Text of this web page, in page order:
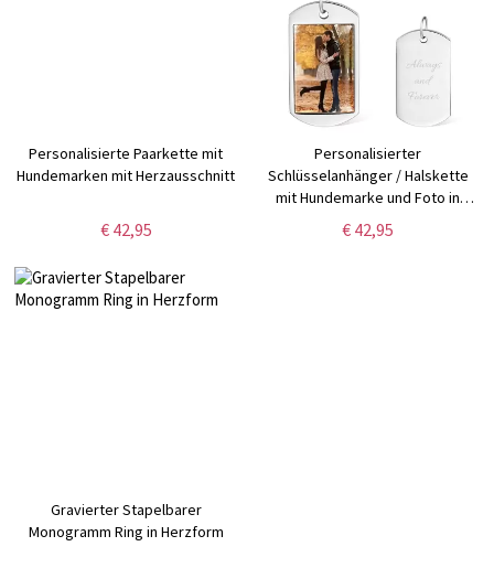
Personalisierte Paarkette mit
Hundemarken mit Herzausschnitt
€ 42,95
Personalisierter
Schlüsselanhänger / Halskette
mit Hundemarke und Foto in
Edelstahl
€ 42,95
Gravierter Stapelbarer
Monogramm Ring in Herzform